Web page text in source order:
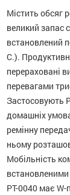
Містить обсяг
великий запас
встановлений
С.).
перераховані
перевагами
Застосовують
домашніх
ремінну
ньому
Мобільність
РТ-0040 має W-